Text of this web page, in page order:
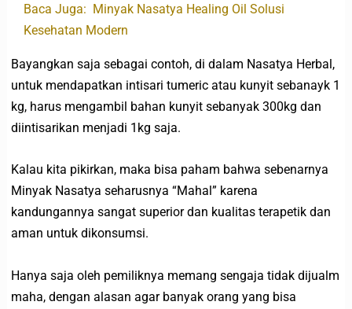
Baca Juga: Minyak Nasatya Healing Oil Solusi
Kesehatan Modern
Bayangkan saja sebagai contoh, di dalam Nasatya Herbal,
untuk mendapatkan intisari tumeric atau kunyit sebanayk 1
kg, harus mengambil bahan kunyit sebanyak 300kg dan
diintisarikan menjadi 1kg saja.
Kalau kita pikirkan, maka bisa paham bahwa sebenarnya
Minyak Nasatya seharusnya “Mahal” karena
kandungannya sangat superior dan kualitas terapetik dan
aman untuk dikonsumsi.
Hanya saja oleh pemiliknya memang sengaja tidak dijualm
maha, dengan alasan agar banyak orang yang bisa